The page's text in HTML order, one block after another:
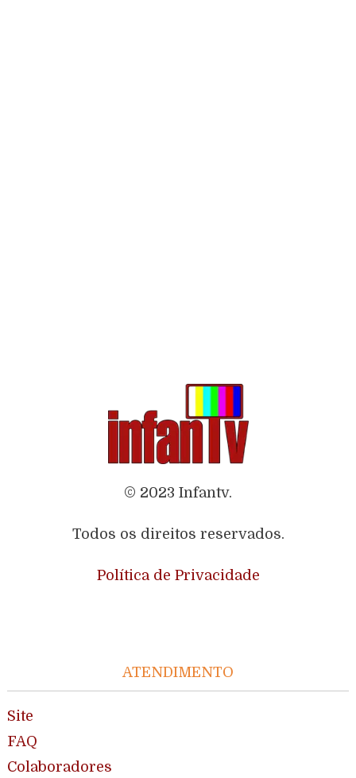
© 2023 Infantv.
Todos os direitos reservados.
Política de Privacidade
ATENDIMENTO
Site
FAQ
Colaboradores